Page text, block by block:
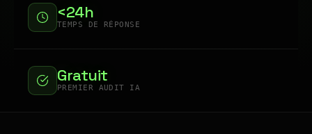
<24h
TEMPS DE RÉPONSE
Gratuit
PREMIER AUDIT IA